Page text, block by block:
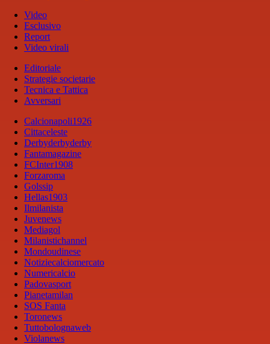
Video
Esclusivo
Report
Video virali
Editoriale
Strategie societarie
Tecnica e Tattica
Avversari
Calcionapoli1926
Cittaceleste
Derbyderbyderby
Fantamagazine
FCInter1908
Forzaroma
Golssip
Hellas1903
Ilmilanista
Juvenews
Mediagol
Milanistichannel
Mondoudinese
Notiziecalciomercato
Numericalcio
Padovasport
Pianetamilan
SOS Fanta
Toronews
Tuttobolognaweb
Violanews